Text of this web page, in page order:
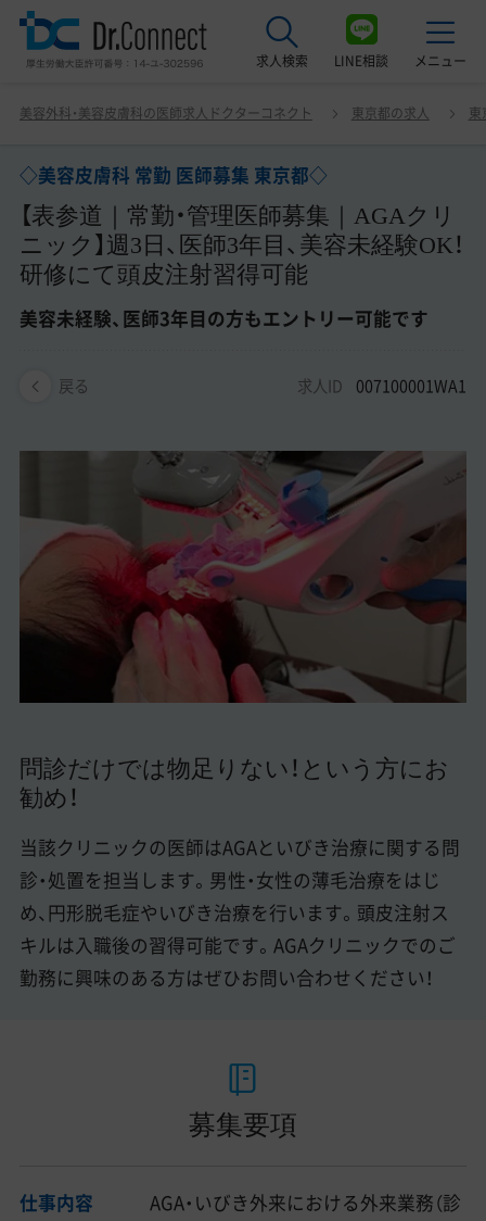
求人検索 LINE相談 メニュー
美容クリニック見学ご希望の方はこちら
サービス紹介
ドクターコネクトの強み
エージェント紹介
常勤求人一覧
美容医療医師の転職お役立ちコンテンツ
美容クリニック見学・研修情報
美容外科・美容皮膚科の医師転職体験談
美容クリニックインタビュー
美容医療の転職お役立ち記事
よくあるご質問
医師採用ご担当者様・その他問い合わせ
美容外科・美容皮膚科の医師求人ドクターコネクト 東京都の求人 東
◇美容皮膚科 常勤 医師募集 東京都◇
【表参道｜常勤・管理医師募集｜AGAクリ
ニック】週3日、医師3年目、美容未経験OK！
研修にて頭皮注射習得可能
美容未経験、医師3年目の方もエントリー可能です
戻る 求人ID 007100001WA1
問診だけでは物足りない！という方にお
勧め！
当該クリニックの医師はAGAといびき治療に関する問
診・処置を担当します。男性・女性の薄毛治療をはじ
め、円形脱毛症やいびき治療を行います。頭皮注射ス
キルは入職後の習得可能です。AGAクリニックでのご
勤務に興味のある方はぜひお問い合わせください！
◇美容皮膚科 常勤 医師募集 東京都◇ 【表参道｜常勤・管理
医師募集｜AGAクリニック】週3日、医師3年目、美容未経験
方もエントリー可能です
募集要項
仕事内容
AGA・いびき外来における外来業務（診